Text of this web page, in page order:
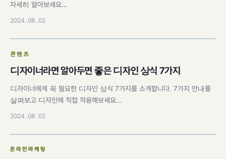
자세히 알아보세요…
2024. 08. 02
콘텐츠
디자이너라면 알아두면 좋은 디자인 상식 7가지
디자이너에게 꼭 필요한 디자인 상식 7가지를 소개합니다. 7가지 안내를
살펴보고 디자인에 직접 적용해보세요…
2024. 08. 02
온라인마케팅